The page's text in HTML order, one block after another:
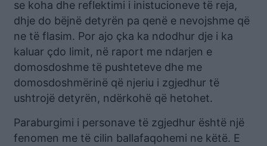
se koha dhe reflektimi i inistucioneve të reja,
dhje do bëjnë detyrën pa qenë e nevojshme që
ne të flasim. Por ajo çka ka ndodhur dje i ka
kaluar çdo limit, në raport me ndarjen e
domosdoshme të pushteteve dhe me
domosdoshmërinë që njeriu i zgjedhur të
ushtrojë detyrën, ndërkohë që hetohet.
Paraburgimi i personave të zgjedhur është një
fenomen me të cilin ballafaqohemi ne këtë. E